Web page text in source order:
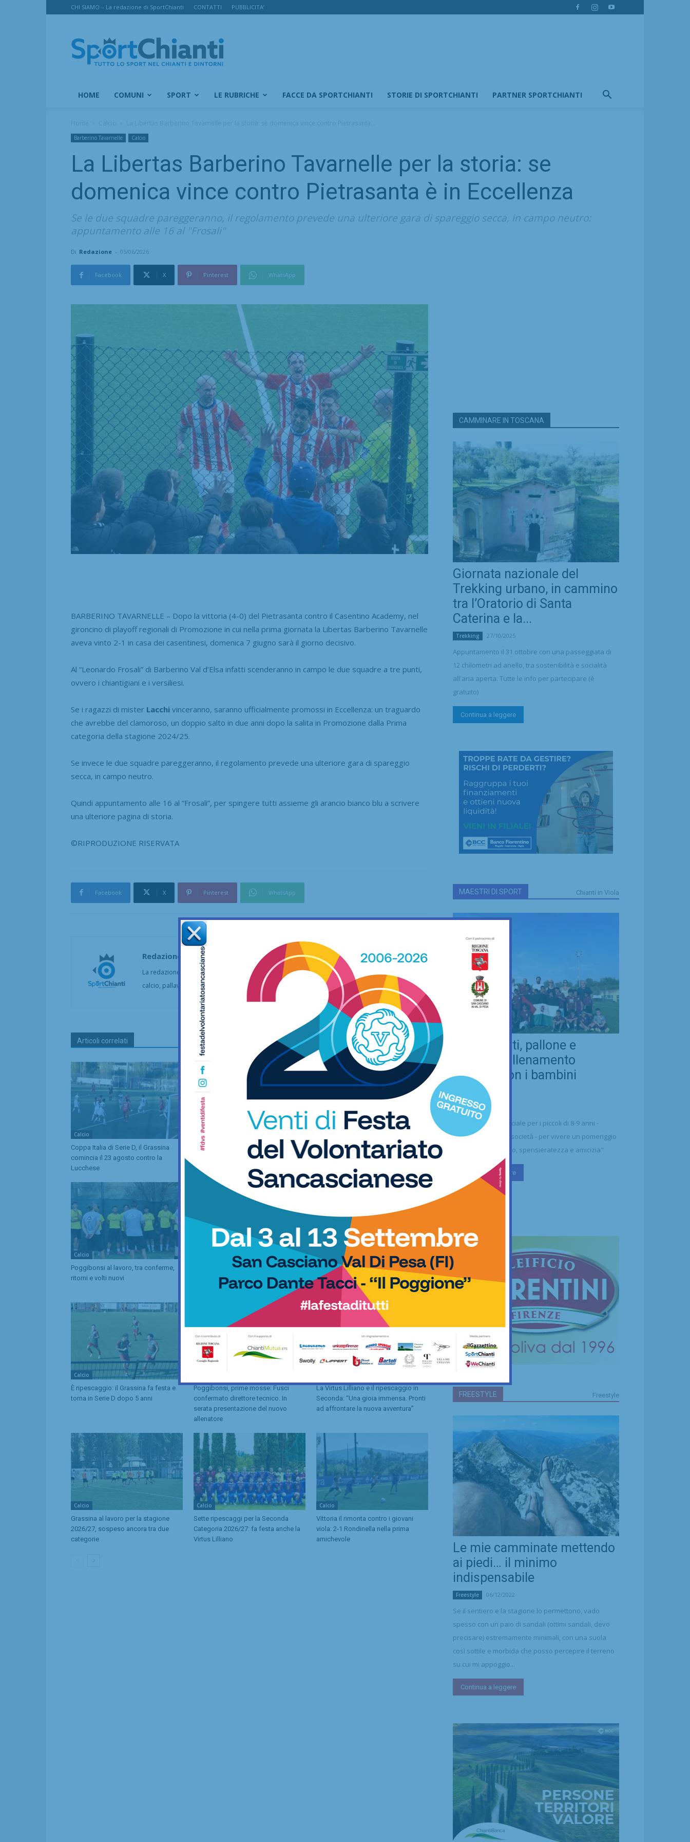
CHI SIAMO – La redazione di SportChianti CONTATTI PUBBLICITA’
SportChianti
HOME COMUNI SPORT LE RUBRICHE FACCE DA SPORTCHIANTI STORIE DI SPORTCHIANTI PARTNER SPORTCHIANTI
Barberino Tavarnelle Calcio
La Libertas Barberino Tavarnelle per la storia: se
domenica vince contro Pietrasanta è in Eccellenza
Se le due squadre pareggeranno, il regolamento prevede una ulteriore gara di spareggio secca, in campo neutro:
appuntamento alle 16 al "Frosali"
Di Redazione - 05/06/2026
Facebook X Pinterest WhatsApp
BARBERINO TAVARNELLE – Dopo la vittoria (4-0) del Pietrasanta contro il Casentino Academy, nel
gironcino di playoff regionali di Promozione in cui nella prima giornata la Libertas Barberino Tavarnelle
aveva vinto 2-1 in casa dei casentinesi, domenica 7 giugno sarà il giorno decisivo.
Al “Leonardo Frosali” di Barberino Val d’Elsa infatti scenderanno in campo le due squadre a tre punti,
ovvero i chiantigiani e i versiliesi.
Se i ragazzi di mister Lacchi vinceranno, saranno ufficialmente promossi in Eccellenza: un traguardo
che avrebbe del clamoroso, un doppio salto in due anni dopo la salita in Promozione dalla Prima
categoria della stagione 2024/25.
Se invece le due squadre pareggeranno, il regolamento prevede una ulteriore gara di spareggio
secca, in campo neutro.
Quindi appuntamento alle 16 al “Frosali”, per spingere tutti assieme gli arancio bianco blu a scrivere
una ulteriore pagina di storia.
©RIPRODUZIONE RISERVATA
Facebook X Pinterest WhatsApp
Redazione
La redazione di SportChianti dà spazio, ogni giorno, a tutti gli sport nei comuni chiantigiani:
calcio, pallavolo, basket, pallamano, baseball, karate, danza, ginnastica, ciclismo...
Articoli correlati
Calcio
Coppa Italia di Serie D, il Grassina
comincia il 23 agosto contro la
Lucchese
Calcio
Serie D, ecco i gironi 2026/27.
Grassina e San Donato Tavarnelle con
tre emiliane, una laziale e una umbra
Il Grassina vola in Serie D. E arrivano
subito i complimenti dell’Antella: “Un
prestigioso traguardo”
Calcio
Poggibonsi al lavoro, tra conferme,
ritorni e volti nuovi
Adesso è proprio ufficiale: il Grassina
giocherà in Serie D nella prossima
stagione
Poggibonsi, il nuovo allenatore per
l’Eccellenza è Marco Guidi
Calcio
È ripescaggio: il Grassina fa festa e
torna in Serie D dopo 5 anni
Poggibonsi, prime mosse: Fusci
confermato direttore tecnico. In
serata presentazione del nuovo
allenatore
La Virtus Lilliano e il ripescaggio in
Seconda: “Una gioia immensa. Pronti
ad affrontare la nuova avventura”
Calcio
Grassina al lavoro per la stagione
2026/27, sospeso ancora tra due
categorie
Calcio
Sette ripescaggi per la Seconda
Categoria 2026/27: fa festa anche la
Virtus Lilliano
Calcio
Vittoria il rimonta contro i giovani
viola: 2-1 Rondinella nella prima
amichevole
CAMMINARE IN TOSCANA
Giornata nazionale del
Trekking urbano, in cammino
tra l’Oratorio di Santa
Caterina e la...
Trekking 27/10/2025
Appuntamento il 31 ottobre con una passeggiata di
12 chilometri ad anello, tra sostenibilità e socialità
all'aria aperta. Tutte le info per partecipare (è
gratuito)
Continua a leggere
MAESTRI DI SPORT Chianti in Viola
Real Chianti, pallone e
bellezza: allenamento
insieme con i bambini
Saharawi
Calcio 21/07/2026
"Un'occasione speciale per i piccoli di 8-9 anni -
sottolineano dalla società - per vivere un pomeriggio
di puro divertimento, spensieratezza e amicizia"
Continua a leggere
FREESTYLE Freestyle
Le mie camminate mettendo
ai piedi… il minimo
indispensabile
Freestyle 06/12/2022
Se il sentiero e la stagione lo permettono, vado
spesso con un paio di sandali (ottimi sandali, devo
precisare) estremamente minimali, con una suola
così sottile e morbida che posso percepire il terreno
su cui mi appoggio...
Continua a leggere